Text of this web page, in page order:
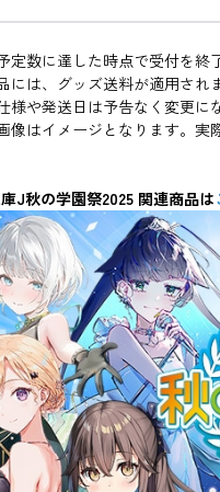
定数に達した時点で受付を終
には、グッズ送料が適用され
様や発送日は予告なく変更に
像はイメージとなります。実
J秋の学園祭2025 関連商品は